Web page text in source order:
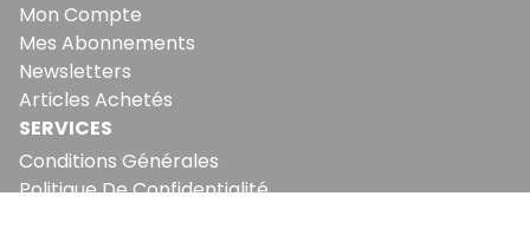
Mon Compte
Mes Abonnements
Newsletters
Articles Achetés
SERVICES
Conditions Générales
Politique De Confidentialité